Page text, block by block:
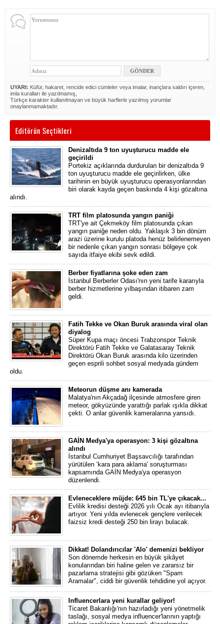
UYARI: Küfür, hakaret, rencide edici cümleler veya imalar, inançlara saldırı içeren,
imla kuralları ile yazılmamış,
Türkçe karakter kullanılmayan ve büyük harflerle yazılmış yorumlar
onaylanmamaktadır.
Editörün Seçtikleri
Denizaltıda 9 ton uyuşturucu madde ele
geçirildi
Portekiz açıklarında durdurulan bir denizaltıda 9
ton uyuşturucu madde ele geçirilirken, ülke
tarihinin en büyük uyuşturucu operasyonlarından
biri olarak kayda geçen baskında 4 kişi gözaltına
alındı.
TRT film platosunda yangın paniği
TRT'ye ait Çekmeköy film platosunda çıkan
yangın paniğe neden oldu. Yaklaşık 3 bin dönüm
arazi üzerine kurulu platoda henüz belirlenemeyen
bir nedenle çıkan yangın sonrası bölgeye çok
sayıda itfaiye ekibi sevk edildi.
Berber fiyatlarına şoke eden zam
İstanbul Berberler Odası'nın yeni tarife kararıyla
berber hizmetlerine yılbaşından itibaren zam
geldi.
Fatih Tekke ve Okan Buruk arasında viral olan
diyalog
Süper Kupa maçı öncesi Trabzonspor Teknik
Direktörü Fatih Tekke ve Galatasaray Teknik
Direktörü Okan Buruk arasında kilo üzerinden
geçen esprili sohbet sosyal medyada gündem
oldu.
Meteorun düşme anı kamerada
Malatya'nın Akçadağ ilçesinde atmosfere giren
meteor, gökyüzünde yarattığı parlak ışıkla dikkat
çekti. O anlar güvenlik kameralarına yansıdı.
GAİN Medya'ya operasyon: 3 kişi gözaltına
alındı
İstanbul Cumhuriyet Başsavcılığı tarafından
yürütülen ‘kara para aklama' soruşturması
kapsamında GAİN Medya'ya operasyon
düzenlendi.
Evleneceklere müjde: 645 bin TL'ye çıkacak...
Evlilik kredisi desteği 2026 yılı Ocak ayı itibarıyla
artıyor. Yeni yılda evlenecek gençlere verilecek
faizsiz kredi desteği 250 bin lirayı bulacak.
Dikkat! Dolandırıcılar 'Alo' demenizi bekliyor
Son dönemde herkesin en büyük şikâyet
konularından biri haline gelen ve zararsız bir
pazarlama stratejisi gibi gözüken "Spam
Aramalar", ciddi bir güvenlik tehdidine yol açıyor.
Influencerlara yeni kurallar geliyor!
Ticaret Bakanlığı'nın hazırladığı yeni yönetmelik
taslağı, sosyal medya influencer'larının yaptığı